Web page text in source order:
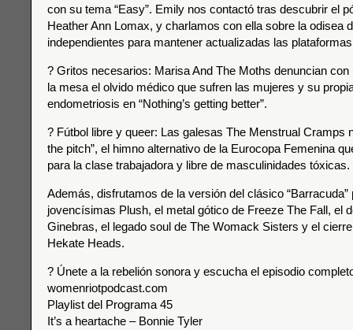
con su tema “Easy”. Emily nos contactó tras descubrir el
Heather Ann Lomax, y charlamos con ella sobre la odisea
independientes para mantener actualizadas las
? Gritos necesarios: Marisa And The Moths denuncian con
la mesa el olvido médico que sufren las mujeres y su
endometriosis en “Nothing’s getting better”.
? Fútbol libre y queer: Las galesas The Menstrual Cramps
the pitch”, el himno alternativo de la Eurocopa Femenina
para la clase trabajadora y libre de masculinidades tóxicas.
Además, disfrutamos de la versión del clásico “Barracuda”
jovencísimas Plush, el metal gótico de Freeze The Fall, el
Ginebras, el legado soul de The Womack Sisters y el
Hekate Heads.
? Únete a la rebelión sonora y escucha el episodio
womenriotpodcast.com
Playlist del Programa 45
It’s a heartache – Bonnie Tyler